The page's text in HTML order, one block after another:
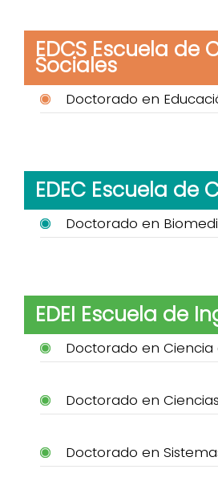
EDCS Escuela de
Sociales
Doctorado en
EDEC Escuela de
Doctorado en
EDEI Escuela de
Doctorado en Ciencia
Doctorado en
Doctorado en